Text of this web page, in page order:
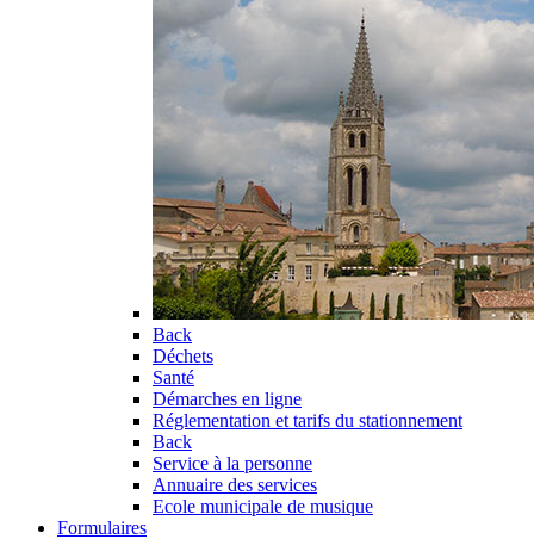
Back
Déchets
Santé
Démarches en ligne
Réglementation et tarifs du stationnement
Back
Service à la personne
Annuaire des services
Ecole municipale de musique
Formulaires